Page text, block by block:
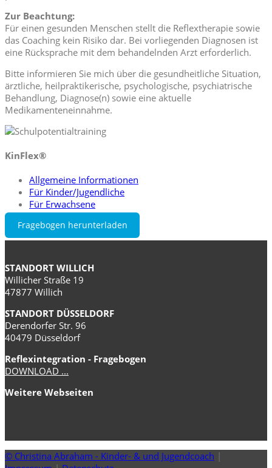
Zur Beachtung:
Für einen gesunden Menschen stellt die Reflextherapie sowie
das Coaching kein Risiko dar. Bei vorliegenden Diagnosen ist
eine Rücksprache mit dem behandelnden Arzt erforderlich.
Bitte informieren Sie mich über die gesundheitliche Situation,
ärztliche, heilpraktikerische, psychologische, psychiatrische
Behandlung, Diagnose(n) sowie eine aktuelle
Medikamenteneinnahme.
KinFlex®
Allgemeine Informationen
Für Kinder/Jugendliche
Für Erwachsene
Fragebogen herunterladen
STANDORT WILLICH
Willicher Straße 19
47877 Willich
STANDORT DÜSSELDORF
Derendorfer Str. 96
40479 Düsseldorf
Reflexintegration - Fragebogen
DOWNLOAD ...
Weitere Webseiten
© Christina Abraham - Kinder- & und Jugendcoach |